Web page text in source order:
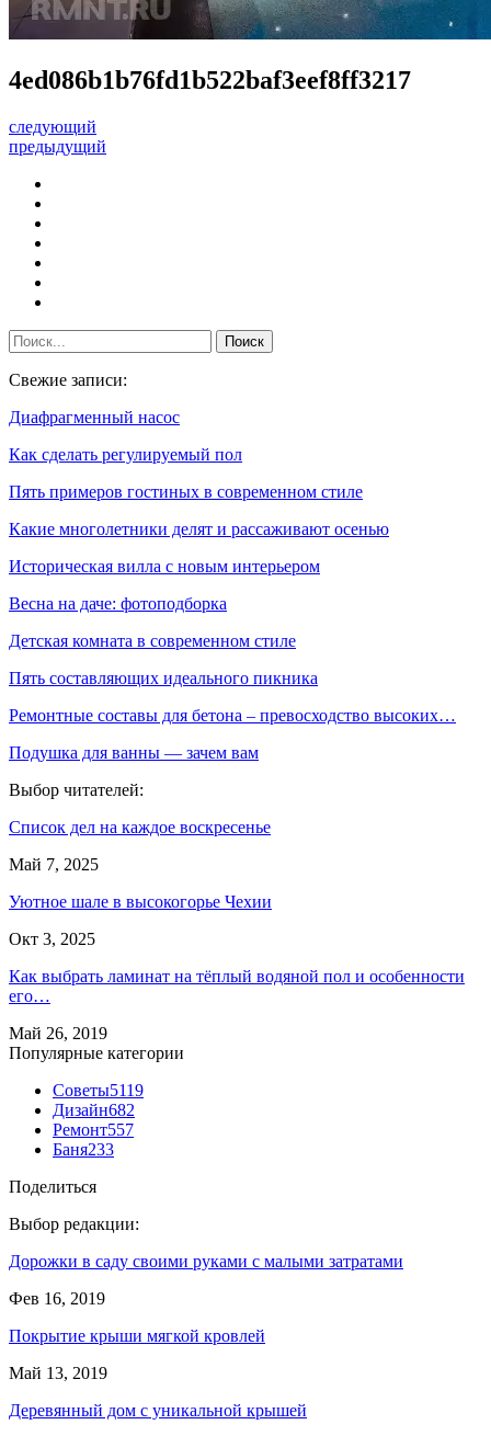
4ed086b1b76fd1b522baf3eef8ff3217
следующий
предыдущий
Свежие записи:
Диафрагменный насос
Как сделать регулируемый пол
Пять примеров гостиных в современном стиле
Какие многолетники делят и рассаживают осенью
Историческая вилла с новым интерьером
Весна на даче: фотоподборка
Детская комната в современном стиле
Пять составляющих идеального пикника
Ремонтные составы для бетона – превосходство высоких…
Подушка для ванны — зачем вам
Выбор читателей:
Список дел на каждое воскресенье
Май 7, 2025
Уютное шале в высокогорье Чехии
Окт 3, 2025
Как выбрать ламинат на тёплый водяной пол и особенности
его…
Май 26, 2019
Популярные категории
Советы5119
Дизайн682
Ремонт557
Баня233
Поделиться
Выбор редакции:
Дорожки в саду своими руками с малыми затратами
Фев 16, 2019
Покрытие крыши мягкой кровлей
Май 13, 2019
Деревянный дом с уникальной крышей